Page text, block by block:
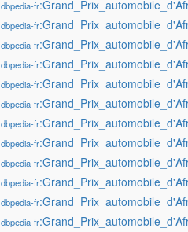
dbpedia-fr
dbpedia-fr
dbpedia-fr
dbpedia-fr
dbpedia-fr
dbpedia-fr
dbpedia-fr
dbpedia-fr
dbpedia-fr
dbpedia-fr
dbpedia-fr
dbpedia-fr